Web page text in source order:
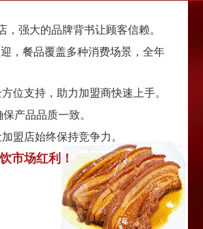
，强大的品牌背书让顾客信赖。
，餐品覆盖多种消费场景，全年
位支持，助力加盟商快速上手。
产品品质一致。
盟店始终保持竞争力。
市场红利！